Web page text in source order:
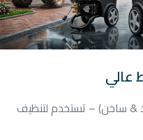
عالي
& ساخن) – تستخدم لتنظيف